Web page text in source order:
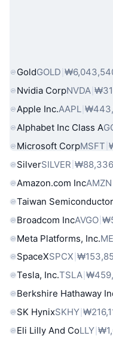
GoldGOLD
Nvidia CorpNVDA
Apple Inc.AAPL
Alphabet Inc Class A
Microsoft CorpMSFT
SilverSILVER
Amazon.com IncAMZN
Taiwan
Broadcom IncAVGO
Meta Platforms, Inc.
SpaceXSPCX
Tesla, Inc.TSLA
Berkshire Hathaway
SK HynixSKHY
Eli Lilly And CoLLY